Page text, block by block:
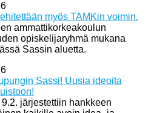
myös TAMKin voimin.
ammattikorkeakoulun
opiskelijaryhmä mukana
Sassin aluetta.
Sassi! Uusia ideoita
järjestettiin hankkeen